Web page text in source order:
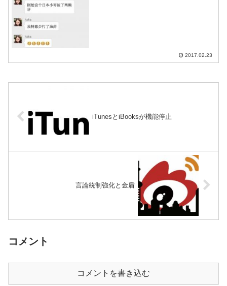
2017.02.23
iTunesとiBooksが機能停止
言論統制強化と金盾
コメント
コメントを書き込む